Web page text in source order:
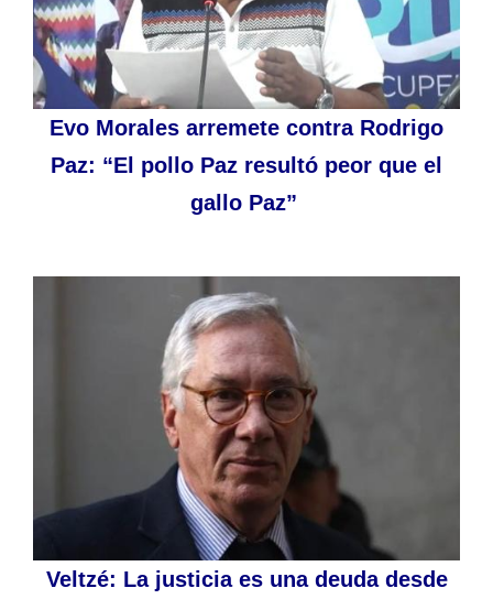
Evo Morales arremete contra Rodrigo
Paz: “El pollo Paz resultó peor que el
gallo Paz”
Veltzé: La justicia es una deuda desde